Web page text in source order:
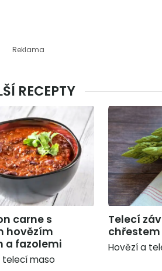
Reklama
RECEPTY
carne s
hovězím
a fazolemi
telecí maso
Telecí
chřestem
Hovězí a